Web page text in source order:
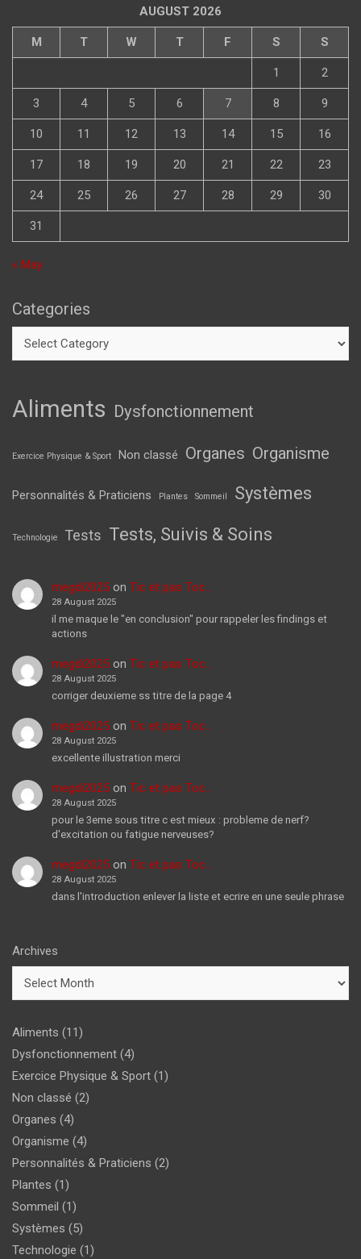
AUGUST 2026
M T W T F S S
1 2
3 4 5 6 7 8 9
10 11 12 13 14 15 16
17 18 19 20 21 22 23
24 25 26 27 28 29 30
31
« May
Categories
Aliments Dysfonctionnement
Exercice Physique & Sport Non classé Organes Organisme
Personnalités & Praticiens Plantes Sommeil Systèmes
Technologie Tests Tests, Suivis & Soins
megdi2025on Tic et pas Toc…
28 August 2025
il me maque le "en conclusion" pour rappeler les findings et
actions
megdi2025on Tic et pas Toc…
28 August 2025
corriger deuxieme ss titre de la page 4
megdi2025on Tic et pas Toc…
28 August 2025
excellente illustration merci
megdi2025on Tic et pas Toc…
28 August 2025
pour le 3eme sous titre c est mieux : probleme de nerf?
d'excitation ou fatigue nerveuses?
megdi2025on Tic et pas Toc…
28 August 2025
dans l'introduction enlever la liste et ecrire en une seule phrase
Archives
Aliments (11)
Dysfonctionnement (4)
Exercice Physique & Sport (1)
Non classé (2)
Organes (4)
Organisme (4)
Personnalités & Praticiens (2)
Plantes (1)
Sommeil (1)
Systèmes (5)
Technologie (1)